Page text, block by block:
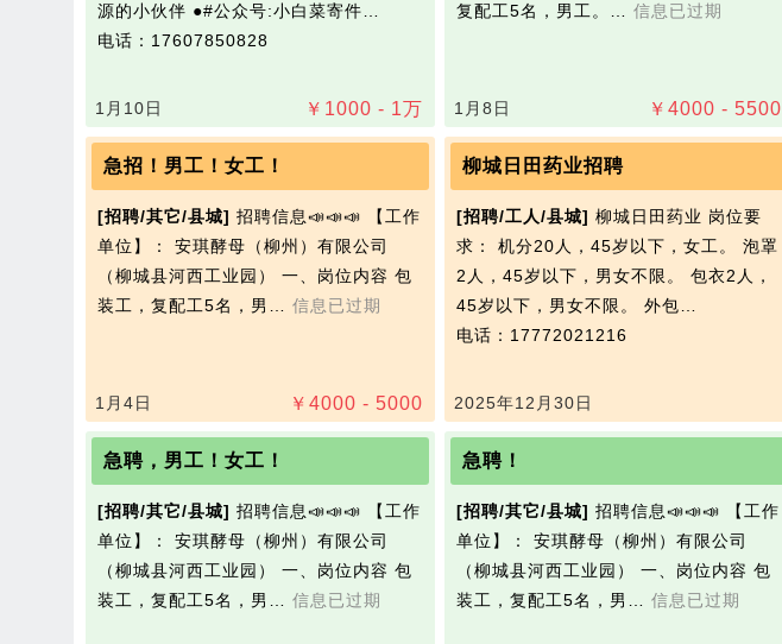
源的小伙伴 ●#公众号:小白菜寄件…
电话：17607850828
￥ 1000 - 1万
1月10日
复配工5名，男工。… 信息已过期
￥ 4000 - 5500
1月8日
急招！男工！女工！
[招聘/其它/县城] 招聘信息📣📣📣 【工作
单位】： 安琪‭酵母（柳州）有限公司
（柳城县河西工业园） 一、岗位内容 包
装工，复配工5名，男… 信息已过期
￥ 4000 - 5000
1月4日
柳城日田药业招聘
[招聘/工人/县城] 柳城日田药业 岗位要
求： 机分20人，45岁以下，女工。 泡罩
2人，45岁以下，男女不限。 包衣2人，
45岁以下，男女不限。 外包…
电话：17772021216
2025年12月30日
急聘，男工！女工！
[招聘/其它/县城] 招聘信息📣📣📣 【工作
单位】： 安琪‭酵母（柳州）有限公司
（柳城县河西工业园） 一、岗位内容 包
装工，复配工5名，男… 信息已过期
急聘！
[招聘/其它/县城] 招聘信息📣📣📣 【工作
单位】： 安琪‭酵母（柳州）有限公司
（柳城县河西工业园） 一、岗位内容 包
装工，复配工5名，男… 信息已过期